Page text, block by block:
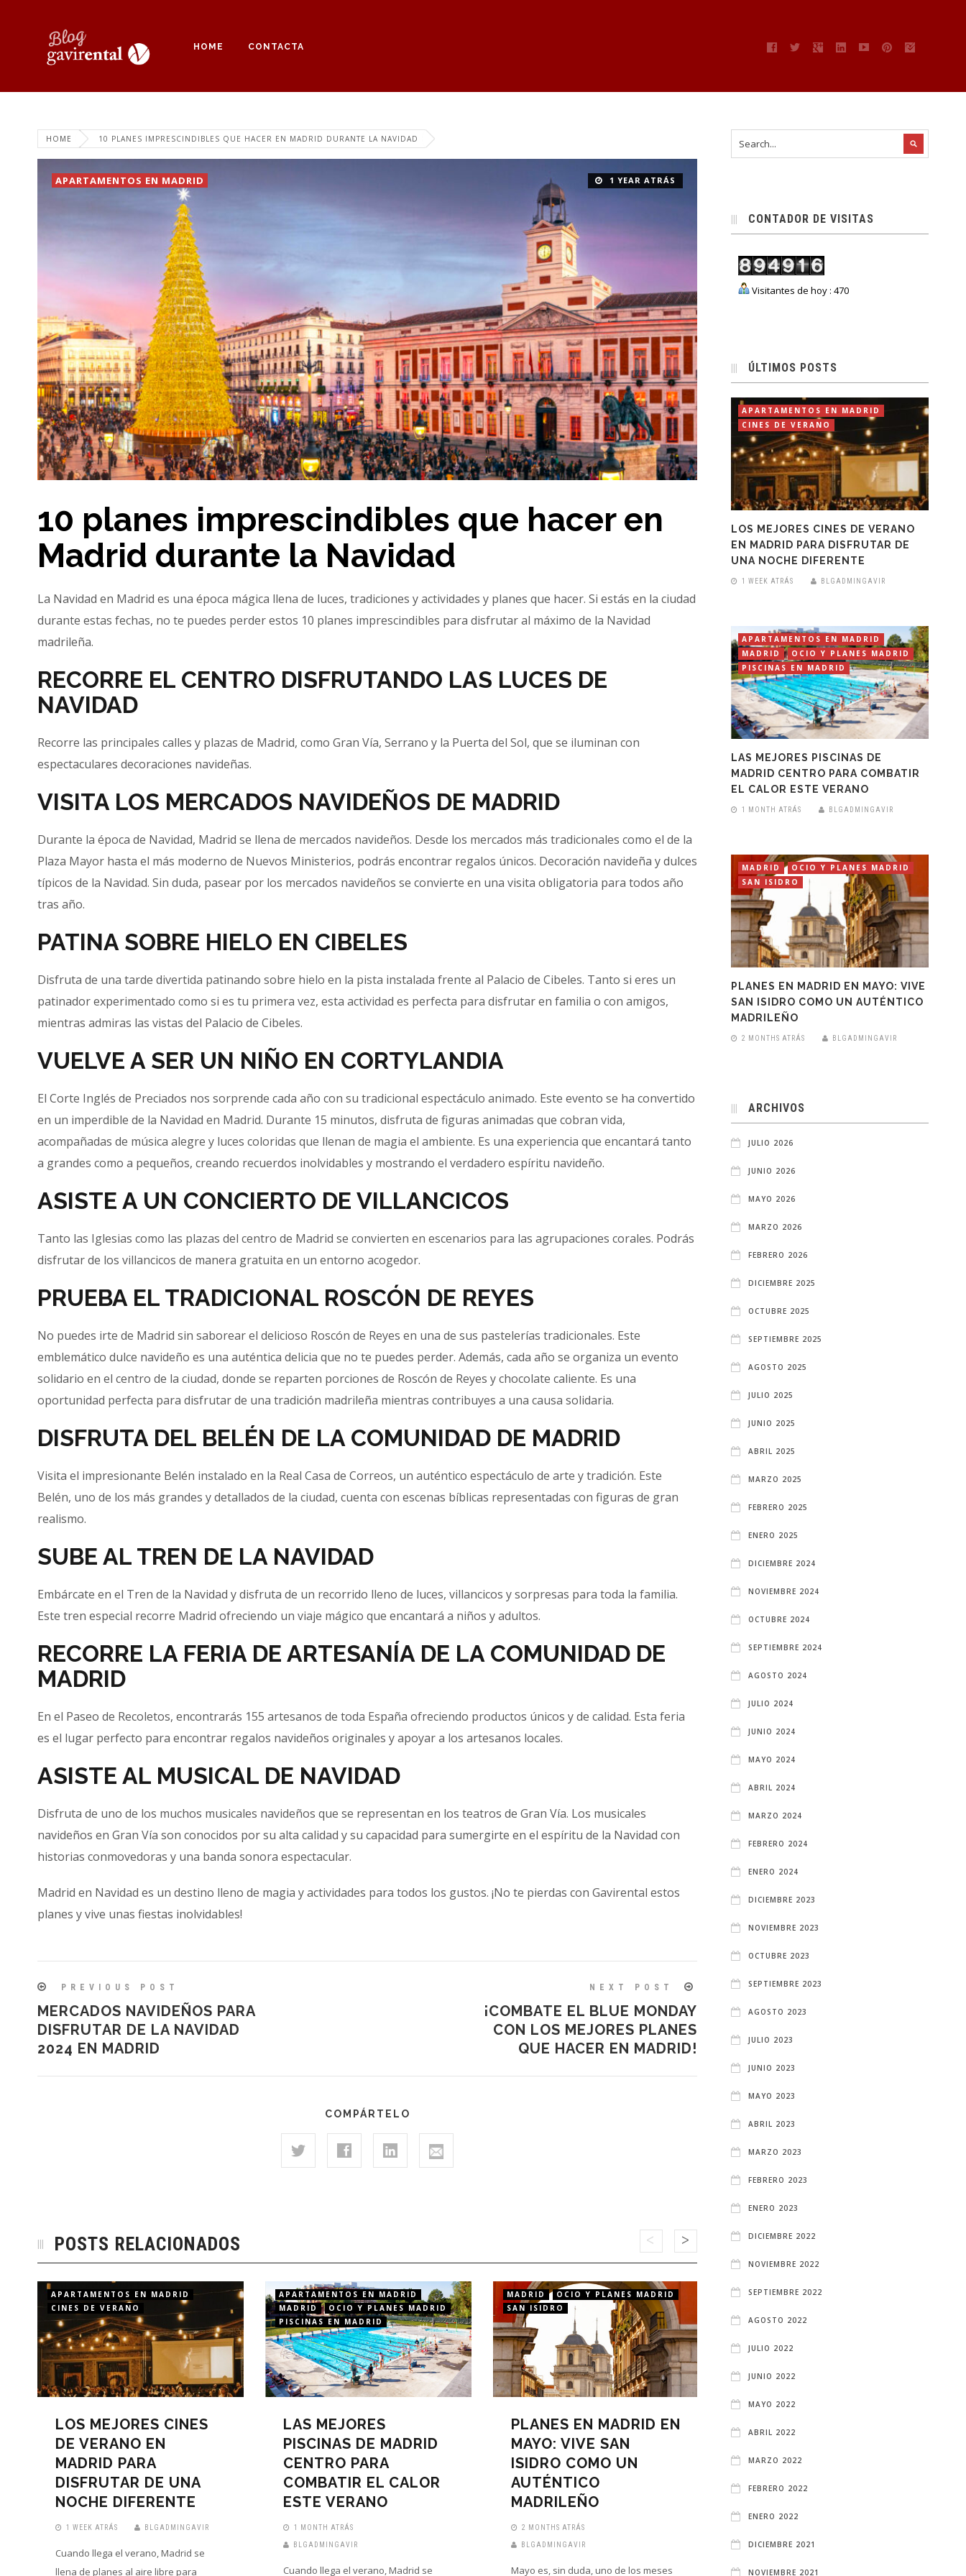
HOME CONTACTA
HOME 10 PLANES IMPRESCINDIBLES QUE HACER EN MADRID DURANTE LA NAVIDAD
1 YEAR ATRÁS
APARTAMENTOS EN MADRID
10 planes imprescindibles que hacer en
Madrid durante la Navidad
La Navidad en Madrid es una época mágica llena de luces, tradiciones y actividades y planes que hacer. Si estás en la ciudad
durante estas fechas, no te puedes perder estos 10 planes imprescindibles para disfrutar al máximo de la Navidad
madrileña.
RECORRE EL CENTRO DISFRUTANDO LAS LUCES DE
NAVIDAD
Recorre las principales calles y plazas de Madrid, como Gran Vía, Serrano y la Puerta del Sol, que se iluminan con
espectaculares decoraciones navideñas.
VISITA LOS MERCADOS NAVIDEÑOS DE MADRID
Durante la época de Navidad, Madrid se llena de mercados navideños. Desde los mercados más tradicionales como el de la
Plaza Mayor hasta el más moderno de Nuevos Ministerios, podrás encontrar regalos únicos. Decoración navideña y dulces
típicos de la Navidad. Sin duda, pasear por los mercados navideños se convierte en una visita obligatoria para todos año
tras año.
PATINA SOBRE HIELO EN CIBELES
Disfruta de una tarde divertida patinando sobre hielo en la pista instalada frente al Palacio de Cibeles. Tanto si eres un
patinador experimentado como si es tu primera vez, esta actividad es perfecta para disfrutar en familia o con amigos,
mientras admiras las vistas del Palacio de Cibeles.
VUELVE A SER UN NIÑO EN CORTYLANDIA
El Corte Inglés de Preciados nos sorprende cada año con su tradicional espectáculo animado. Este evento se ha convertido
en un imperdible de la Navidad en Madrid. Durante 15 minutos, disfruta de figuras animadas que cobran vida,
acompañadas de música alegre y luces coloridas que llenan de magia el ambiente. Es una experiencia que encantará tanto
a grandes como a pequeños, creando recuerdos inolvidables y mostrando el verdadero espíritu navideño.
ASISTE A UN CONCIERTO DE VILLANCICOS
Tanto las Iglesias como las plazas del centro de Madrid se convierten en escenarios para las agrupaciones corales. Podrás
disfrutar de los villancicos de manera gratuita en un entorno acogedor.
PRUEBA EL TRADICIONAL ROSCÓN DE REYES
No puedes irte de Madrid sin saborear el delicioso Roscón de Reyes en una de sus pastelerías tradicionales. Este
emblemático dulce navideño es una auténtica delicia que no te puedes perder. Además, cada año se organiza un evento
solidario en el centro de la ciudad, donde se reparten porciones de Roscón de Reyes y chocolate caliente. Es una
oportunidad perfecta para disfrutar de una tradición madrileña mientras contribuyes a una causa solidaria.
DISFRUTA DEL BELÉN DE LA COMUNIDAD DE MADRID
Visita el impresionante Belén instalado en la Real Casa de Correos, un auténtico espectáculo de arte y tradición. Este
Belén, uno de los más grandes y detallados de la ciudad, cuenta con escenas bíblicas representadas con figuras de gran
realismo.
SUBE AL TREN DE LA NAVIDAD
Embárcate en el Tren de la Navidad y disfruta de un recorrido lleno de luces, villancicos y sorpresas para toda la familia.
Este tren especial recorre Madrid ofreciendo un viaje mágico que encantará a niños y adultos.
RECORRE LA FERIA DE ARTESANÍA DE LA COMUNIDAD DE
MADRID
En el Paseo de Recoletos, encontrarás 155 artesanos de toda España ofreciendo productos únicos y de calidad. Esta feria
es el lugar perfecto para encontrar regalos navideños originales y apoyar a los artesanos locales.
ASISTE AL MUSICAL DE NAVIDAD
Disfruta de uno de los muchos musicales navideños que se representan en los teatros de Gran Vía. Los musicales
navideños en Gran Vía son conocidos por su alta calidad y su capacidad para sumergirte en el espíritu de la Navidad con
historias conmovedoras y una banda sonora espectacular.
Madrid en Navidad es un destino lleno de magia y actividades para todos los gustos. ¡No te pierdas con Gavirental estos
planes y vive unas fiestas inolvidables!
PREVIOUS POST
MERCADOS NAVIDEÑOS PARA
DISFRUTAR DE LA NAVIDAD
2024 EN MADRID
NEXT POST
¡COMBATE EL BLUE MONDAY
CON LOS MEJORES PLANES
QUE HACER EN MADRID!
COMPÁRTELO
POSTS RELACIONADOS
APARTAMENTOS EN MADRID
CINES DE VERANO
LOS MEJORES CINES
DE VERANO EN
MADRID PARA
DISFRUTAR DE UNA
NOCHE DIFERENTE
1 WEEK ATRÁS BLGADMINGAVIR
Cuando llega el verano, Madrid se
llena de planes al aire libre para
APARTAMENTOS EN MADRID
MADRID
OCIO Y PLANES MADRID
PISCINAS EN MADRID
LAS MEJORES
PISCINAS DE MADRID
CENTRO PARA
COMBATIR EL CALOR
ESTE VERANO
1 MONTH ATRÁS
BLGADMINGAVIR
Cuando llega el verano, Madrid se
MADRID
OCIO Y PLANES MADRID
SAN ISIDRO
PLANES EN MADRID EN
MAYO: VIVE SAN
ISIDRO COMO UN
AUTÉNTICO
MADRILEÑO
2 MONTHS ATRÁS
BLGADMINGAVIR
Mayo es, sin duda, uno de los meses
BARES CLANDESTINOS
BARES CLANDESTINOS
SECRETOS MEJOR
GUARDADOS DE LA
BLGADMINGAVIR
La vida nocturna de Madrid nunca deja
CONTADOR DE VISITAS
Visitantes de hoy : 470
ÚLTIMOS POSTS
APARTAMENTOS EN MADRID
CINES DE VERANO
LOS MEJORES CINES DE VERANO
EN MADRID PARA DISFRUTAR DE
UNA NOCHE DIFERENTE
1 WEEK ATRÁS BLGADMINGAVIR
APARTAMENTOS EN MADRID
MADRID
OCIO Y PLANES MADRID
PISCINAS EN MADRID
LAS MEJORES PISCINAS DE
MADRID CENTRO PARA COMBATIR
EL CALOR ESTE VERANO
1 MONTH ATRÁS BLGADMINGAVIR
MADRID
OCIO Y PLANES MADRID
SAN ISIDRO
PLANES EN MADRID EN MAYO: VIVE
SAN ISIDRO COMO UN AUTÉNTICO
MADRILEÑO
2 MONTHS ATRÁS BLGADMINGAVIR
ARCHIVOS
JULIO 2026
JUNIO 2026
MAYO 2026
MARZO 2026
FEBRERO 2026
DICIEMBRE 2025
OCTUBRE 2025
SEPTIEMBRE 2025
AGOSTO 2025
JULIO 2025
JUNIO 2025
ABRIL 2025
MARZO 2025
FEBRERO 2025
ENERO 2025
DICIEMBRE 2024
NOVIEMBRE 2024
OCTUBRE 2024
SEPTIEMBRE 2024
AGOSTO 2024
JULIO 2024
JUNIO 2024
MAYO 2024
ABRIL 2024
MARZO 2024
FEBRERO 2024
ENERO 2024
DICIEMBRE 2023
NOVIEMBRE 2023
OCTUBRE 2023
SEPTIEMBRE 2023
AGOSTO 2023
JULIO 2023
JUNIO 2023
MAYO 2023
ABRIL 2023
MARZO 2023
FEBRERO 2023
ENERO 2023
DICIEMBRE 2022
NOVIEMBRE 2022
SEPTIEMBRE 2022
AGOSTO 2022
JULIO 2022
JUNIO 2022
MAYO 2022
ABRIL 2022
MARZO 2022
FEBRERO 2022
ENERO 2022
DICIEMBRE 2021
NOVIEMBRE 2021